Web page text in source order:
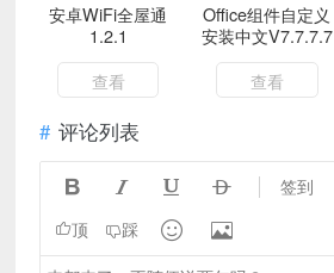
安卓WiFi全屋通
1.2.1
查看
Office组件自定义
安装中文V7.7.7.7
查看
评论列表
    签到
顶 踩  